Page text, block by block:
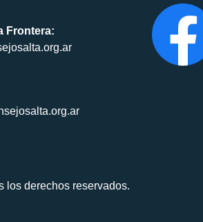
Frontera:
los derechos reservados.